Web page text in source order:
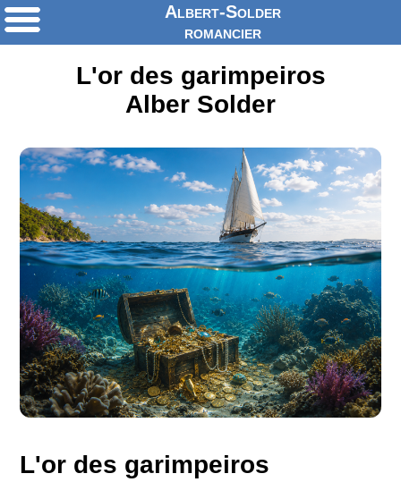
Albert-Solder
romancier
L'or des garimpeiros
Alber Solder
L'or des garimpeiros